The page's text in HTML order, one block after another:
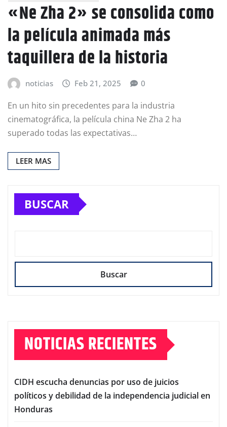
«Ne Zha 2» se consolida como
la película animada más
taquillera de la historia
noticias Feb 21, 2025 0
En un hito sin precedentes para la industria
cinematográfica, la película china Ne Zha 2 ha
superado todas las expectativas…
LEER MAS
BUSCAR
Buscar
NOTICIAS RECIENTES
CIDH escucha denuncias por uso de juicios
políticos y debilidad de la independencia judicial en
Honduras